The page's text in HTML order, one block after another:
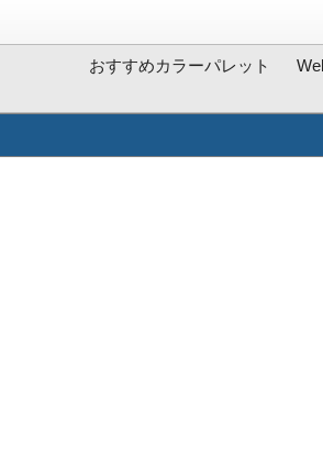
おすすめカラーパレット